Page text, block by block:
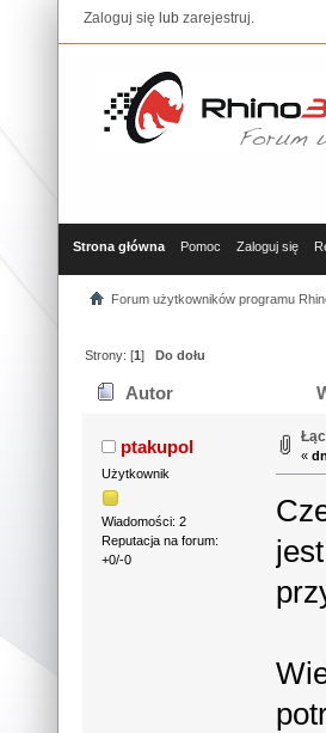
Zaloguj się lub zarejestruj.
Strona główna Pomoc Zaloguj się
Forum użytkowników programu
Strony: [1]Do dołu
Autor
ptakupol
Użytkownik
Wiadomości: 2
Reputacja na forum:
+0/-0
«